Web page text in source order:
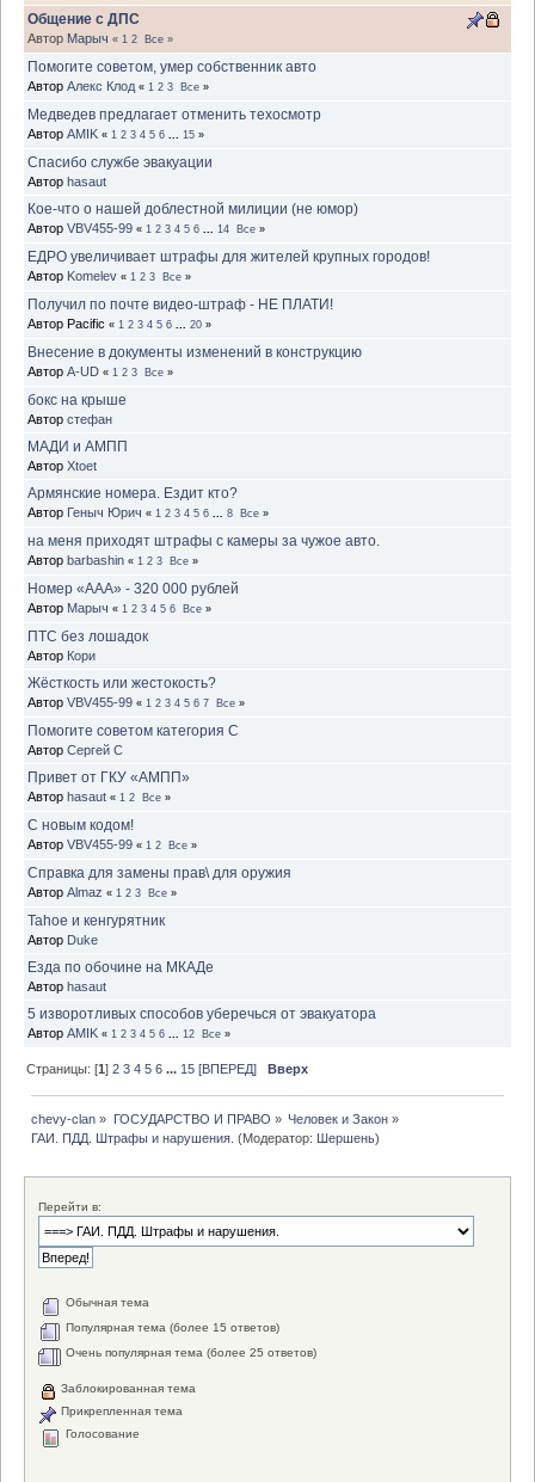
Общение с ДПС
Автор Марыч « 1 2 Все »
Помогите советом, умер собственник авто
Автор Алекс Клод « 1 2 3 Все »
Медведев предлагает отменить техосмотр
Автор AMIK « 1 2 3 4 5 6 15 »
Спасибо службе эвакуации
Автор hasaut
Кое-что о нашей доблестной милиции (не юмор)
Автор VBV455-99 « 1 2 3 4 5 6 14 Все »
ЕДРО увеличивает штрафы для жителей крупных городов!
Автор Komelev « 1 2 3 Все »
Получил по почте видео-штраф - НЕ ПЛАТИ!
Автор Pacific « 1 2 3 4 5 6 20 »
Внесение в документы изменений в конструкцию
Автор A-UD « 1 2 3 Все »
бокс на крыше
Автор стефан
МАДИ и АМПП
Автор Xtoet
Армянские номера. Ездит кто?
Автор Геныч Юрич « 1 2 3 4 5 6 8 Все »
на меня приходят штрафы с камеры за чужое авто.
Автор barbashin « 1 2 3 Все »
Номер «ААА» - 320 000 рублей
Автор Марыч « 1 2 3 4 5 6 Все »
ПТС без лошадок
Автор Кори
Жёсткость или жестокость?
Автор VBV455-99 « 1 2 3 4 5 6 7 Все »
Помогите советом категория С
Автор Сергей С
Привет от ГКУ «АМПП»
Автор hasaut « 1 2 Все »
С новым кодом!
Автор VBV455-99 « 1 2 Все »
Справка для замены прав\ для оружия
Автор Almaz « 1 2 3 Все »
Tahoe и кенгурятник
Автор Duke
Езда по обочине на МКАДе
Автор hasaut
5 изворотливых способов уберечься от эвакуатора
Автор AMIK « 1 2 3 4 5 6 12 Все »
Страницы: [1]2 3 4 5 6 ... 15 [ВПЕРЕД] Вверх
chevy-clan » ГОСУДАРСТВО И ПРАВО » Человек и Закон»
ГАИ. ПДД. Штрафы и нарушения. (Модератор: Шершень)
Перейти в:
Обычная тема
Популярная тема (более 15 ответов)
Очень популярная тема (более 25 ответов)
Заблокированная тема
Прикрепленная тема
Голосование